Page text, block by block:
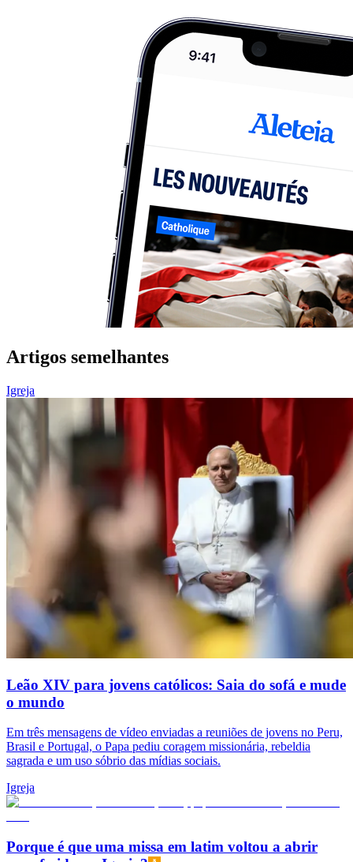
Artigos semelhantes
Igreja
Leão XIV para jovens católicos: Saia do sofá e mude
o mundo
Em três mensagens de vídeo enviadas a reuniões de jovens no Peru,
Brasil e Portugal, o Papa pediu coragem missionária, rebeldia
sagrada e um uso sóbrio das mídias sociais.
Igreja
Porque é que uma missa em latim voltou a abrir